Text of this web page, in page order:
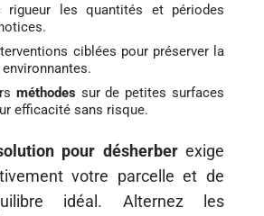
rigueur les quantités et périodes
ciblées pour préserver la
méthodes sur de petites surfaces
efficacité sans risque.
pour désherberexige
votre parcelle et de
idéal. Alternez les